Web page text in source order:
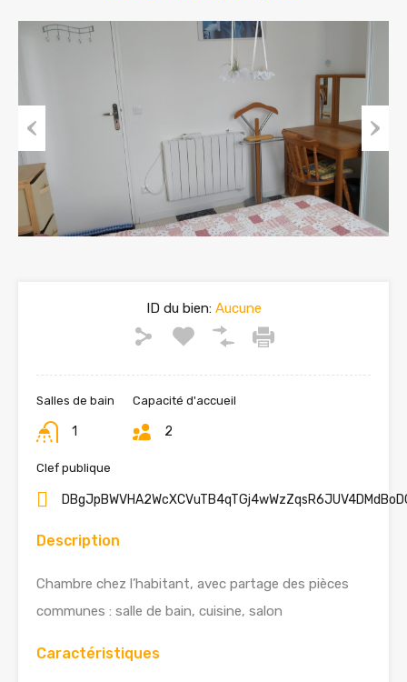
Previous Next
ID du bien:Aucune
Salles de bain
1
Capacité d'accueil
2
Clef publique
Description
Chambre chez l’habitant, avec partage des pièces
communes : salle de bain, cuisine, salon
Caractéristiques